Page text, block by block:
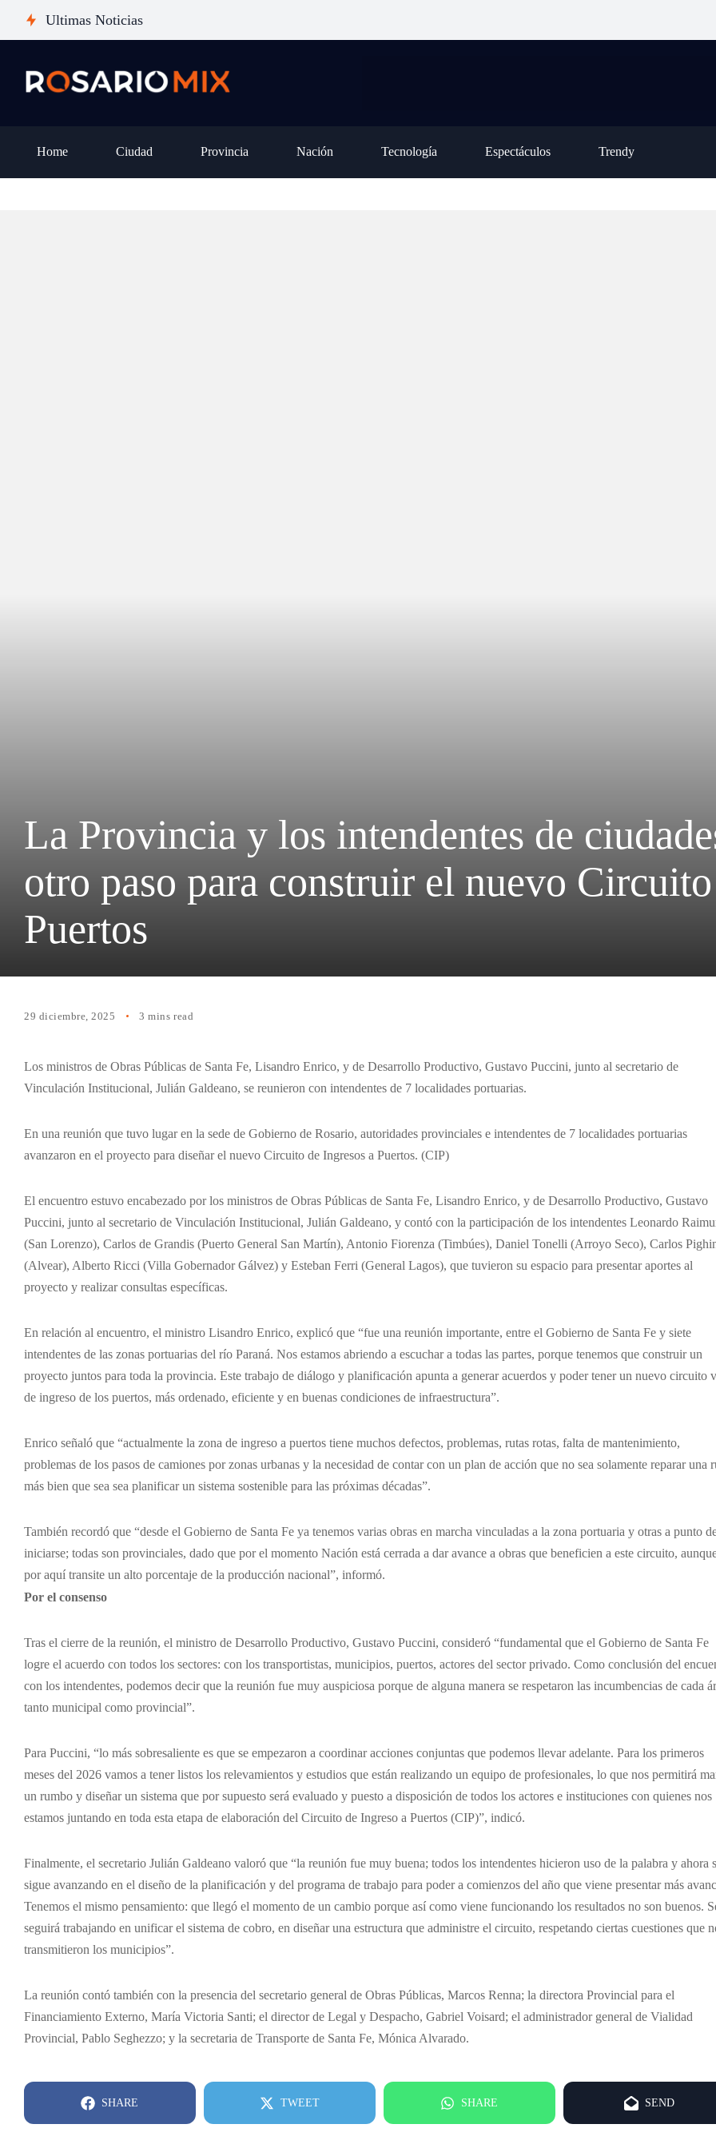
Ultimas Noticias
iPhone 18?
otro capítulo
Oliveros
Home Ciudad Provincia Nación Tecnología Espectáculos Trendy
La Provincia y los intendentes de
otro paso para construir el nuevo
Puertos
29 diciembre, 2025 3 mins read
Los ministros de Obras Públicas de Santa Fe, Lisandro Enrico, y de Desarrollo Productivo, Gustavo Puccini, junto al secretario de
Vinculación Institucional, Julián Galdeano, se reunieron con intendentes de 7 localidades portuarias.
En una reunión que tuvo lugar en la sede de Gobierno de Rosario, autoridades provinciales e intendentes de 7 localidades portuarias
avanzaron en el proyecto para diseñar el nuevo Circuito de Ingresos a Puertos. (CIP)
El encuentro estuvo encabezado por los ministros de Obras Públicas de Santa Fe, Lisandro Enrico, y de Desarrollo Productivo, Gustavo
Puccini, junto al secretario de Vinculación Institucional, Julián Galdeano, y contó con la participación de los intendentes Leonardo
(San Lorenzo), Carlos de Grandis (Puerto General San Martín), Antonio Fiorenza (Timbúes), Daniel Tonelli (Arroyo Seco), Carlos
(Alvear), Alberto Ricci (Villa Gobernador Gálvez) y Esteban Ferri (General Lagos), que tuvieron su espacio para presentar aportes al
proyecto y realizar consultas específicas.
En relación al encuentro, el ministro Lisandro Enrico, explicó que “fue una reunión importante, entre el Gobierno de Santa Fe y siete
intendentes de las zonas portuarias del río Paraná. Nos estamos abriendo a escuchar a todas las partes, porque tenemos que construir un
proyecto juntos para toda la provincia. Este trabajo de diálogo y planificación apunta a generar acuerdos y poder tener un nuevo circuito
de ingreso de los puertos, más ordenado, eficiente y en buenas condiciones de infraestructura”.
Enrico señaló que “actualmente la zona de ingreso a puertos tiene muchos defectos, problemas, rutas rotas, falta de mantenimiento,
problemas de los pasos de camiones por zonas urbanas y la necesidad de contar con un plan de acción que no sea solamente reparar una
más bien que sea sea planificar un sistema sostenible para las próximas décadas”.
También recordó que “desde el Gobierno de Santa Fe ya tenemos varias obras en marcha vinculadas a la zona portuaria y otras a punto
iniciarse; todas son provinciales, dado que por el momento Nación está cerrada a dar avance a obras que beneficien a este circuito,
por aquí transite un alto porcentaje de la producción nacional”, informó.
Por el consenso
Tras el cierre de la reunión, el ministro de Desarrollo Productivo, Gustavo Puccini, consideró “fundamental que el Gobierno de Santa Fe
logre el acuerdo con todos los sectores: con los transportistas, municipios, puertos, actores del sector privado. Como conclusión del
con los intendentes, podemos decir que la reunión fue muy auspiciosa porque de alguna manera se respetaron las incumbencias de cada
tanto municipal como provincial”.
Para Puccini, “lo más sobresaliente es que se empezaron a coordinar acciones conjuntas que podemos llevar adelante. Para los primeros
meses del 2026 vamos a tener listos los relevamientos y estudios que están realizando un equipo de profesionales, lo que nos permitirá
un rumbo y diseñar un sistema que por supuesto será evaluado y puesto a disposición de todos los actores e instituciones con quienes nos
estamos juntando en toda esta etapa de elaboración del Circuito de Ingreso a Puertos (CIP)”, indicó.
Finalmente, el secretario Julián Galdeano valoró que “la reunión fue muy buena; todos los intendentes hicieron uso de la palabra y ahora
sigue avanzando en el diseño de la planificación y del programa de trabajo para poder a comienzos del año que viene presentar más
Tenemos el mismo pensamiento: que llegó el momento de un cambio porque así como viene funcionando los resultados no son buenos.
seguirá trabajando en unificar el sistema de cobro, en diseñar una estructura que administre el circuito, respetando ciertas cuestiones que
transmitieron los municipios”.
La reunión contó también con la presencia del secretario general de Obras Públicas, Marcos Renna; la directora Provincial para el
Financiamiento Externo, María Victoria Santi; el director de Legal y Despacho, Gabriel Voisard; el administrador general de Vialidad
Provincial, Pablo Seghezzo; y la secretaria de Transporte de Santa Fe, Mónica Alvarado.
SHARE TWEET SHARE SEND